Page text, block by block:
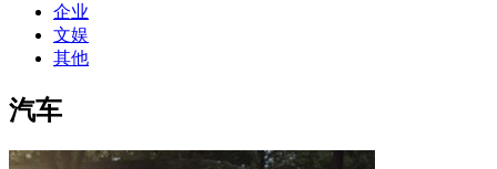
企业
文娱
其他
汽车